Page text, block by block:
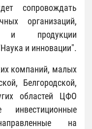
сопровождать
организаций,
и продукции
и инновации".
компаний, малых
Белгородской,
областей ЦФО
на